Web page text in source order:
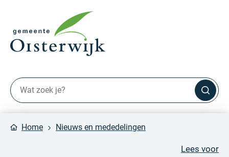
Home Nieuws en mededelingen
Lees voor